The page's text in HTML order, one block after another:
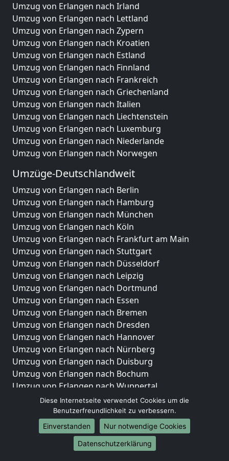
Umzug von Erlangen nach Irland
Umzug von Erlangen nach Lettland
Umzug von Erlangen nach Zypern
Umzug von Erlangen nach Kroatien
Umzug von Erlangen nach Estland
Umzug von Erlangen nach Finnland
Umzug von Erlangen nach Frankreich
Umzug von Erlangen nach Griechenland
Umzug von Erlangen nach Italien
Umzug von Erlangen nach Liechtenstein
Umzug von Erlangen nach Luxemburg
Umzug von Erlangen nach Niederlande
Umzug von Erlangen nach Norwegen
Umzüge-Deutschlandweit
Umzug von Erlangen nach Berlin
Umzug von Erlangen nach Hamburg
Umzug von Erlangen nach München
Umzug von Erlangen nach Köln
Umzug von Erlangen nach Frankfurt am Main
Umzug von Erlangen nach Stuttgart
Umzug von Erlangen nach Düsseldorf
Umzug von Erlangen nach Leipzig
Umzug von Erlangen nach Dortmund
Umzug von Erlangen nach Essen
Umzug von Erlangen nach Bremen
Umzug von Erlangen nach Dresden
Umzug von Erlangen nach Hannover
Umzug von Erlangen nach Nürnberg
Umzug von Erlangen nach Duisburg
Umzug von Erlangen nach Bochum
Umzug von Erlangen nach Wuppertal
Umzug von Erlangen nach Bielefeld
Umzug von Erlangen nach Bonn
Umzug von Erlangen nach Münster
Internationale-Umzüge
Diese Internetseite verwendet Cookies um die
Benutzerfreundlichkeit zu verbessern.
Einverstanden
Nur notwendige Cookies
Datenschutzerklärung